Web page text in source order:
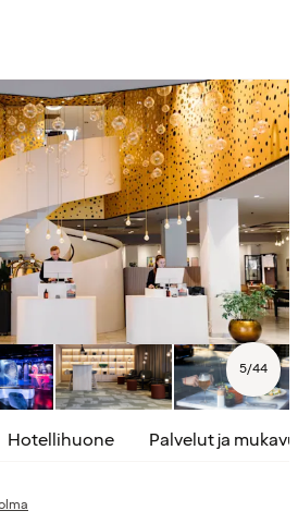
5/44
Hotellihuone Palvelut ja